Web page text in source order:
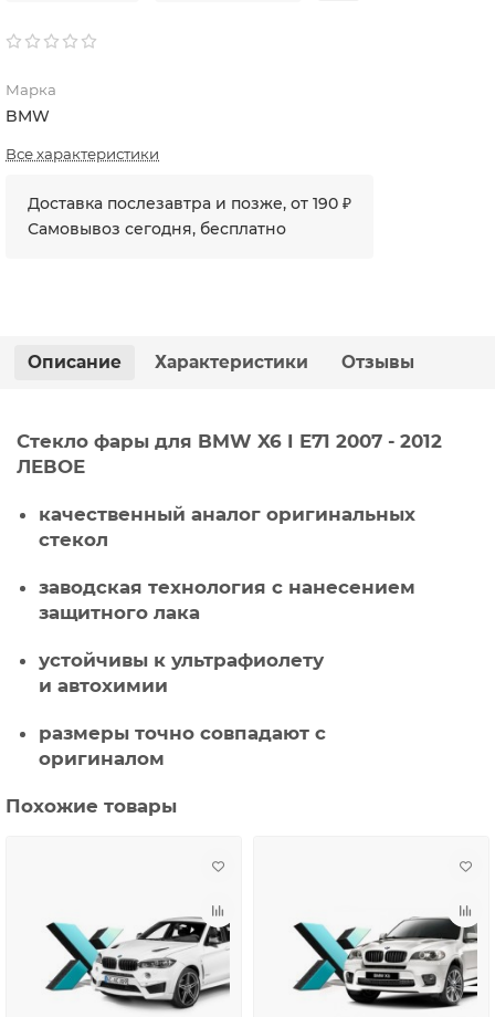
Марка
BMW
Все характеристики
Доставка послезавтра и позже, от 190 ₽
Самовывоз сегодня, бесплатно
Описание Характеристики Отзывы
Стекло фары для BMW X6 I E71 2007 - 2012
ЛЕВОЕ
качественный аналог оригинальных
стекол
заводская технология с нанесением
защитного лака
устойчивы к ультрафиолету
и автохимии
размеры точно совпадают с
оригиналом
Похожие товары